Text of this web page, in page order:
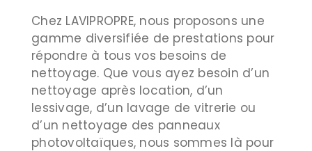
Chez LAVIPROPRE, nous proposons une
gamme diversifiée de prestations pour
répondre à tous vos besoins de
nettoyage. Que vous ayez besoin d’un
nettoyage après location, d’un
lessivage, d’un lavage de vitrerie ou
d’un nettoyage des panneaux
photovoltaïques, nous sommes là pour